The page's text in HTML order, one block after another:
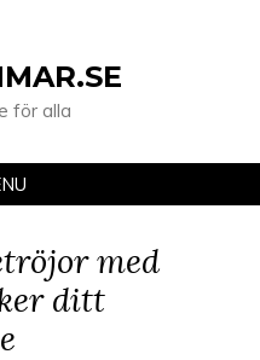
för alla
med
ditt